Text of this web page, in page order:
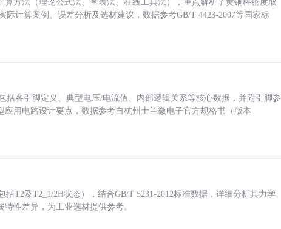
方法（理论公式法、查表法、在线工具法），重点解析了黄铜棒密度取
际计算案例、误差分析及选材建议，数据参考GB/T 4423-2007等国家标
括各引脚定义、典型电压/电流值、内部逻辑关系等核心数据，并附引脚参
用电路设计要点，数据参考自杭州士兰微电子官方规格书（版本
T2及T2_1/2H状态），结合GB/T 5231-2012标准数据，详细分析其力学
性差异，为工业选材提供参考。